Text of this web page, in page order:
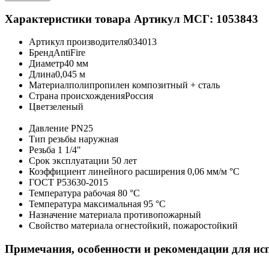
Характеристики товара Артикул МСГ: 1053843
Артикул производителя034013
БрендAntiFire
Диаметр40 мм
Длина0,045 м
Материалполипропилен композитный + сталь
Страна происхожденияРоссия
Цветзеленый
Давление PN25
Тип резьбы наружная
Резьба 1 1/4"
Срок эксплуатации 50 лет
Коэффициент линейного расширения 0,06 мм/м °С
ГОСТ Р53630-2015
Температура рабочая 80 °С
Температура максимальная 95 °С
Назначение материала противопожарный
Свойство материала огнестойкий, пожаростойкий
Примечания, особенности и рекомендации для